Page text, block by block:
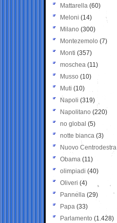
Mattarella (60)
Meloni (14)
Milano (300)
Montezemolo (7)
Monti (357)
moschea (11)
Musso (10)
Muti (10)
Napoli (319)
Napolitano (220)
no global (5)
notte bianca (3)
Nuovo Centrodestra
Obama (11)
olimpiadi (40)
Oliveri (4)
Pannella (29)
Papa (33)
Parlamento (1.428)